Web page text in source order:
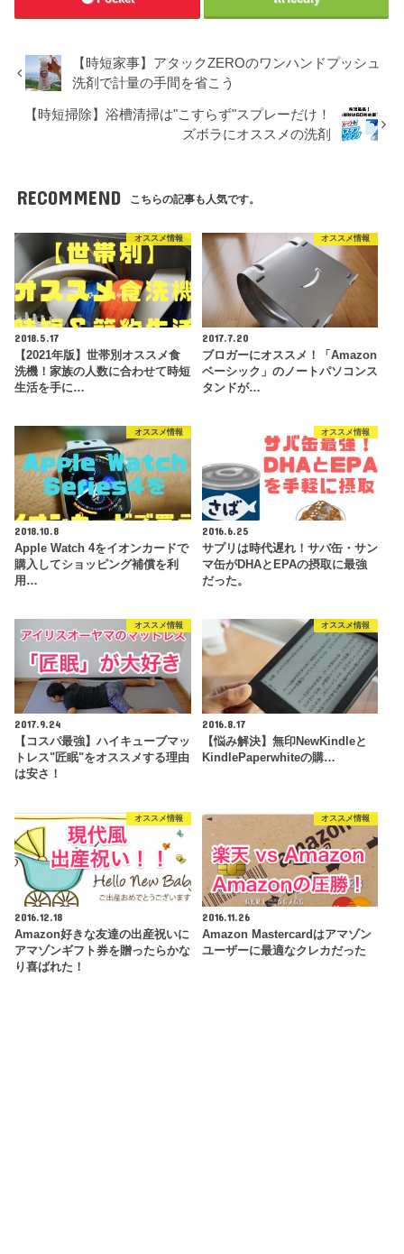
【時短家事】アタックZEROのワンハンドプッシュ
洗剤で計量の手間を省こう
【時短掃除】浴槽清掃は"こすらず"スプレーだけ！
ズボラにオススメの洗剤
RECOMMEND こちらの記事も人気です。
オススメ情報
2018.5.17
【2021年版】世帯別オススメ食
洗機！家族の人数に合わせて時短
生活を手に…
オススメ情報
2017.7.20
ブロガーにオススメ！「Amazon
ベーシック」のノートパソコンス
タンドが…
オススメ情報
2018.10.8
Apple Watch 4をイオンカードで
購入してショッピング補償を利
用…
オススメ情報
2016.6.25
サプリは時代遅れ！サバ缶・サン
マ缶がDHAとEPAの摂取に最強
だった。
オススメ情報
2017.9.24
【コスパ最強】ハイキューブマッ
トレス"匠眠"をオススメする理由
は安さ！
オススメ情報
2016.8.17
【悩み解決】無印NewKindleと
KindlePaperwhiteの購…
オススメ情報
2016.12.18
Amazon好きな友達の出産祝いに
アマゾンギフト券を贈ったらかな
り喜ばれた！
オススメ情報
2016.11.26
Amazon Mastercardはアマゾン
ユーザーに最適なクレカだった